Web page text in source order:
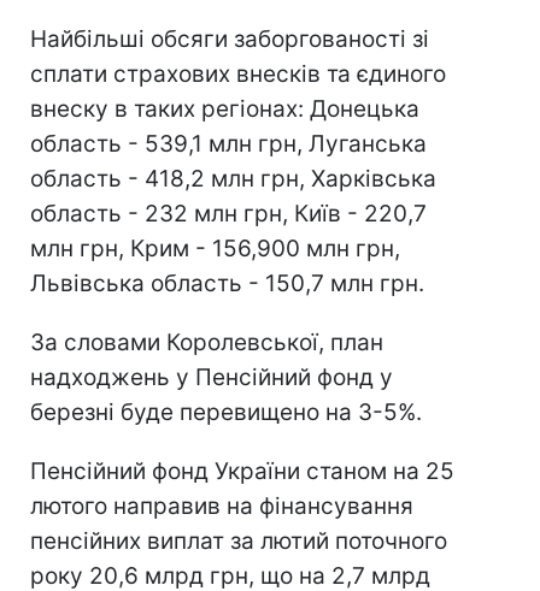
Найбільші обсяги заборгованості зі
сплати страхових внесків та єдиного
внеску в таких регіонах: Донецька
область - 539,1 млн грн, Луганська
область - 418,2 млн грн, Харківська
область - 232 млн грн, Київ - 220,7
млн грн, Крим - 156,900 млн грн,
Львівська область - 150,7 млн грн.
За словами Королевської, план
надходжень у Пенсійний фонд у
березні буде перевищено на 3-5%.
Пенсійний фонд України станом на 25
лютого направив на фінансування
пенсійних виплат за лютий поточного
року 20,6 млрд грн, що на 2,7 млрд